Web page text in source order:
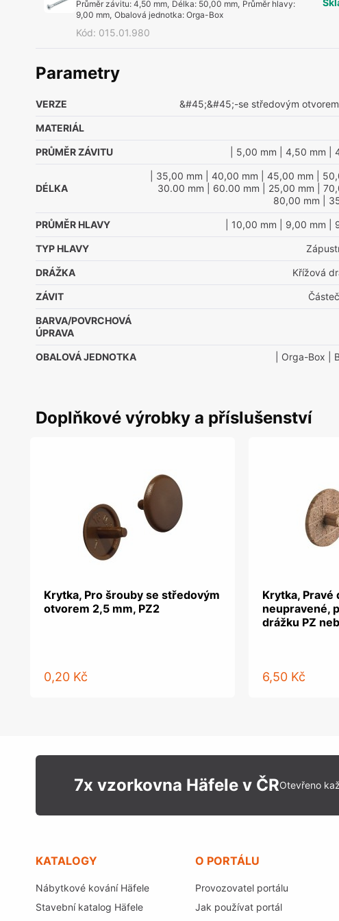
Průměr závitu:4,50 mm, Délka: 50,00 mm, Průměr hlavy:
9,00 mm, Obalová jednotka:Orga-Box
Kód: 015.01.980
Parametry
VERZE &#45;&#45;-se středovým
MATERIÁL
PRŮMĚR ZÁVITU | 5,00 mm | 4,50 mm |
DÉLKA
| 35,00 mm | 40,00 mm | 45,00 mm |
30.00 mm | 60.00 mm | 25,00 mm |
80,00 mm |
PRŮMĚR HLAVY | 10,00 mm | 9,00 mm |
TYP HLAVY
DRÁŽKA Křížová
ZÁVIT
BARVA/POVRCHOVÁ
ÚPRAVA
OBALOVÁ JEDNOTKA | Orga-Box |
Doplňkové výrobky a příslušenství
Krytka, Pro šrouby se středovým
otvorem 2,5 mm, PZ2
0,20 Kč
Krytka, Pravé
neupravené,
drážku PZ
6,50 Kč
7x vzorkovna Häfele v ČROtevřeno
KATALOGY
Nábytkové kování Häfele
Stavební katalog Häfele
O PORTÁLU
Provozovatel portálu
Jak používat portál